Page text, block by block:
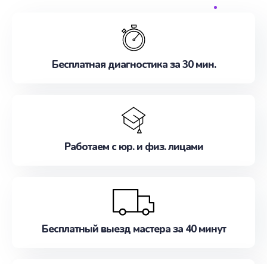
обслуживание, удовлетворяя их потребности
наилучшим образом. Не медлите записаться на
Бесплатная диагностика за 30 мин.
Работаем с юр. и физ. лицами
Бесплатный выезд мастера за 40 минут